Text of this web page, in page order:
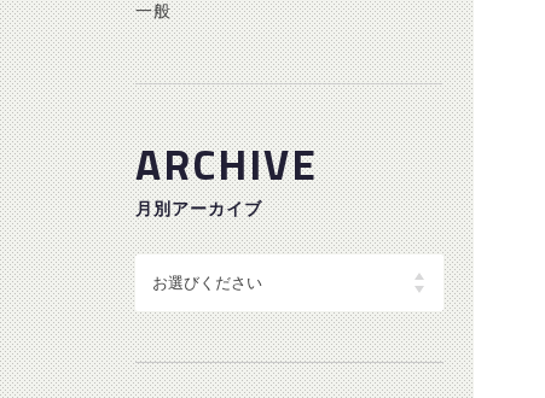
一般
ARCHIVE
月別アーカイブ